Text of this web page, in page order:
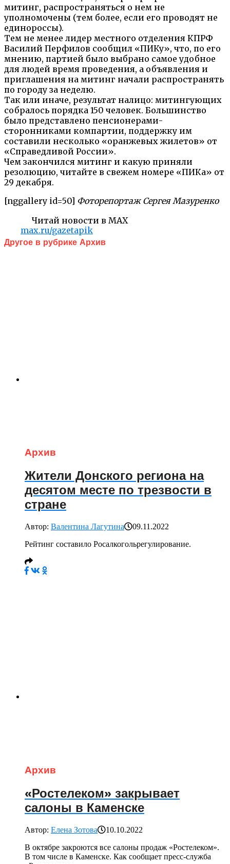
митинг, распространяться о нем не
уполномочены (тем более, если его проводят не
единороссы).
Тем не менее лидер местного отделения КПРФ
Василий Перфилов сообщил «ПИКу», что, по его
мнению, партией было выбрано самое удобное
для людей время проведения, а объявления и
приглашения на митинг начали распространять
по городу за неделю.
Так или иначе, результат налицо: митингующих
собралось порядка 150 человек. Большинство
было представлено пенсионерами-
сторонниками компартии, поддержку им
составили несколько «оранжевых жилетов» от
«Справедливой России».
Чем закончился митинг и какую приняли
резолюцию, читайте в свежем номере «ПИКа» от
29 декабря.
[nggallery id=50] Фоторепортаж Сергея Мазуренко
Читай новости в MAX
max.ru/gazetapik
Другое в рубрике Архив
Архив
Жители Донского региона на
десятом месте по трезвости в
стране
Автор: Валентина Лагутина
09.11.2022
Рейтинг составило Росалкогольрегулирование.
Архив
«Ростелеком» закрывает
салоны в Каменске
Автор: Елена Зотова
10.10.2022
В октябре закроются все салоны продаж «Ростелеком».
В том числе в Каменске. Как сообщает пресс-служба